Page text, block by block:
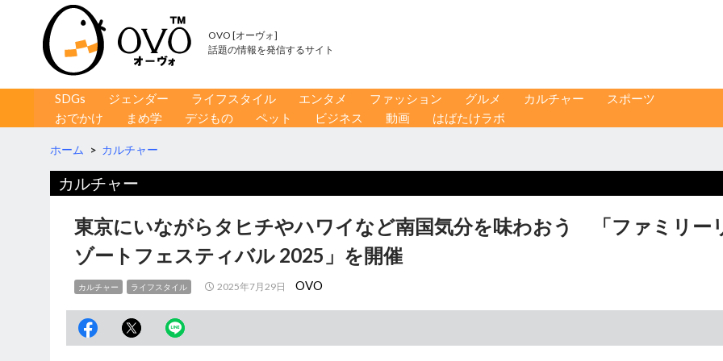
OVO [オーヴォ]
話題の情報を発信するサイト
コンテンツへ移動
SDGs ジェンダー ライフスタイル エンタメ ファッション グルメ カルチャー
スポーツ
おでかけ
まめ学 デジもの ペット ビジネス 動画 はばたけラボ
ホーム > カルチャー
カルチャー
東京にいながらタヒチやハワイなど南国気分を味わおう 「ファミリー
ゾートフェスティバル 2025」を開催
カルチャー ライフスタイル 2025年7月29日 OVO